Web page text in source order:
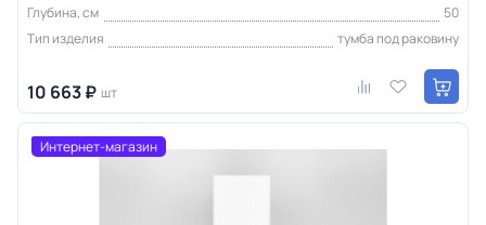
Глубина, см
50
Тип изделия
тумба под раковину
10 663 ₽ шт
Интернет-магазин